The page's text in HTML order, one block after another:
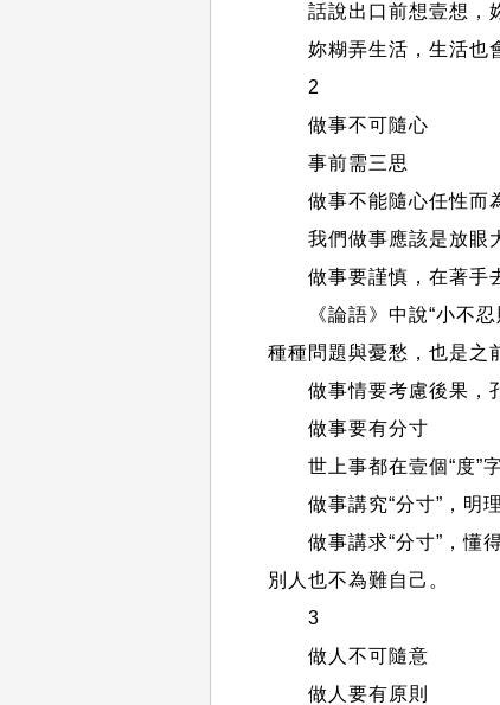
話說出口前想壹想，妳
妳糊弄生活，生活也會
2
做事不可隨心
事前需三思
做事不能隨心任性而
我們做事應該是放眼大
做事要謹慎，在著手去
《論語》中說“小不忍
種種問題與憂愁，也是之
做事情要考慮後果，孔
做事要有分寸
世上事都在壹個“度”字
做事講究“分寸”，明理
做事講求“分寸”，懂得
別人也不為難自己。
3
做人不可隨意
做人要有原則